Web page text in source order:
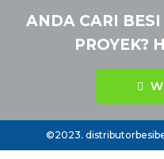
ANDA CARI
PROYEK?
©2023.